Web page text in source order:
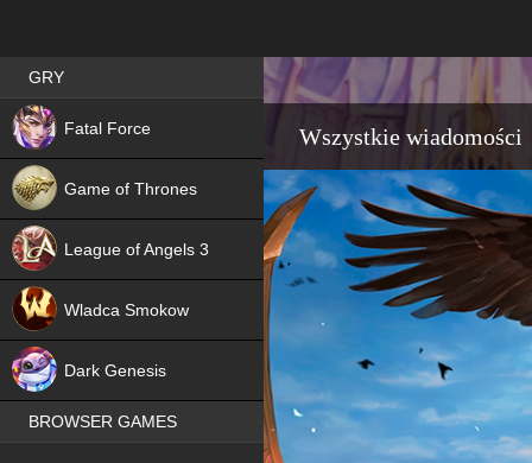
Wszystkie wiadomości
Best RPG games in Poland
GRY
Fatal Force
NEW
Game of Thrones
League of Angels 3
Wladca Smokow
Dark Genesis
BROWSER GAMES
NEW